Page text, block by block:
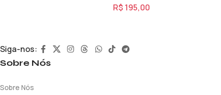
R$ 195,00
Siga-nos:
Sobre Nós
Sobre Nós